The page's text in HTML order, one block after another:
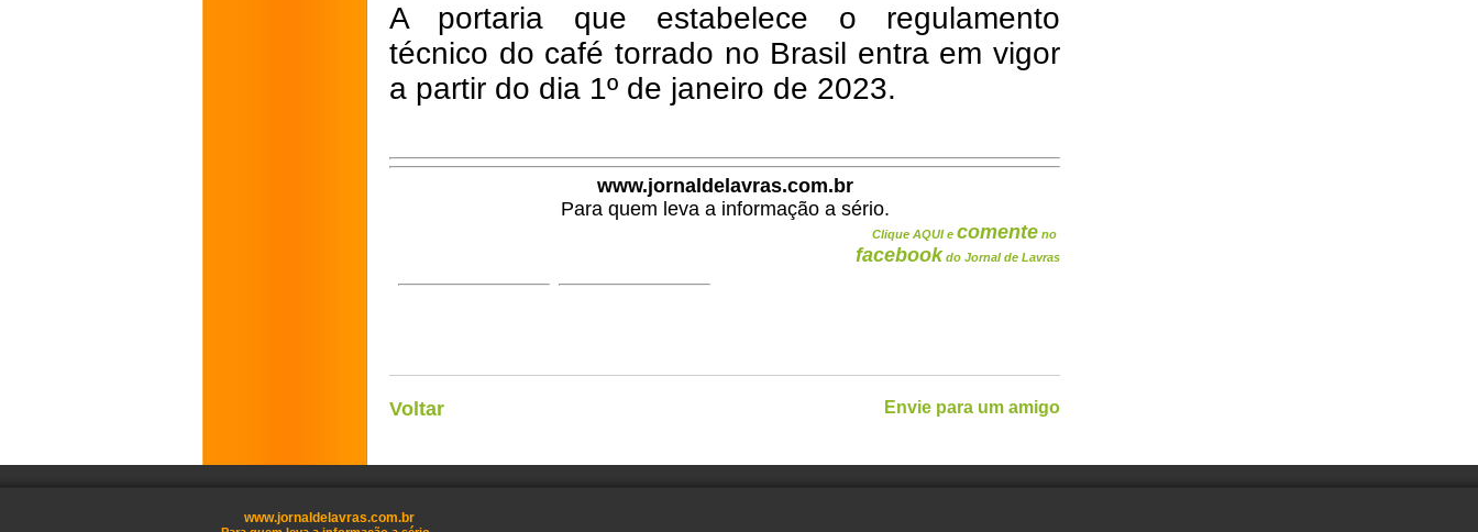
A portaria que estabelece o regulamento
técnico do café torrado no Brasil entra em vigor
a partir do dia 1º de janeiro de 2023.
www.jornaldelavras.com.br
Para quem leva a informação a sério.
Clique AQUI e comente no
facebook do Jornal de Lavras
Voltar Envie para um amigo
www.jornaldelavras.com.br